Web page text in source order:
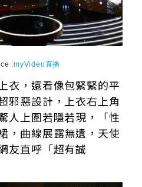
:myVideo直播
衣，遠看像包緊緊的平
邪惡設計，上衣右上角
人上圍若隱若現，「性
，曲線展露無遺，天使
友直呼「超有誠